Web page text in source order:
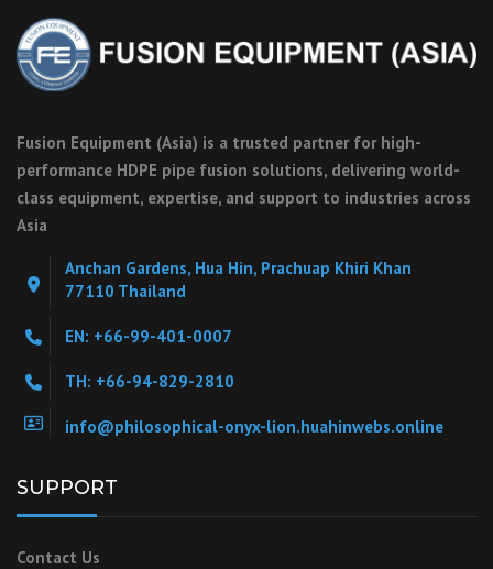
Fusion Equipment (Asia) is a trusted partner for high-
performance HDPE pipe fusion solutions, delivering world-
class equipment, expertise, and support to industries across
Asia
Anchan Gardens, Hua Hin, Prachuap Khiri Khan
77110 Thailand
EN: +66-99-401-0007
TH: +66-94-829-2810
info@philosophical-onyx-lion.huahinwebs.online
SUPPORT
Contact Us